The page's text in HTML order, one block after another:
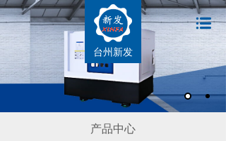
台州新发
产品中心